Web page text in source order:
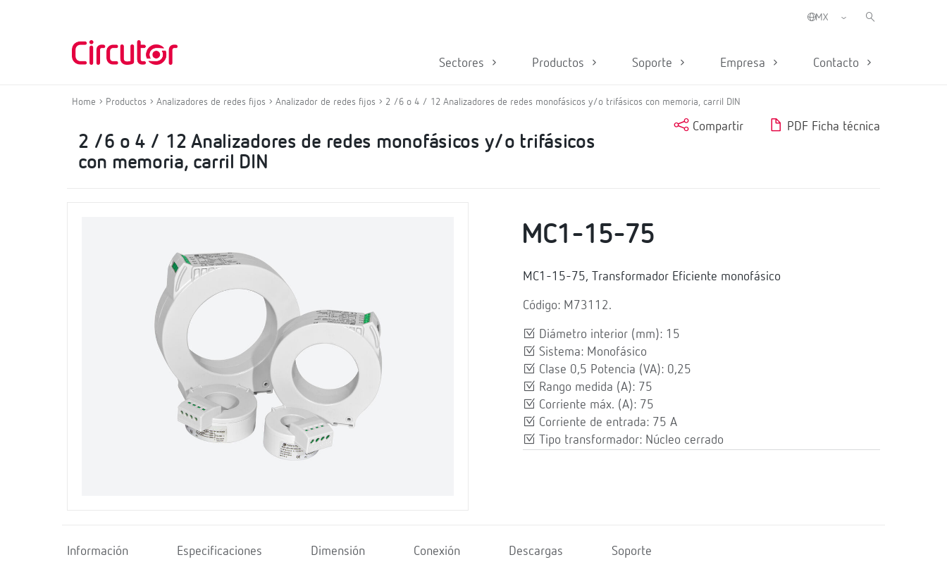
Sectores Productos Soporte Empresa Contacto
Home Productos Analizadores de redes fijos Analizador de redes fijos 2 /6 o 4 / 12 Analizadores de redes monofásicos y/o trifásicos con memoria, carril DIN
2 /6 o 4 / 12 Analizadores de redes monofásicos y/o trifásicos
con memoria, carril DIN
Compartir PDF Ficha técnica
MC1-15-75
MC1-15-75, Transformador Eficiente monofásico
Código: M73112.
Diámetro interior (mm): 15
Sistema: Monofásico
Clase 0,5 Potencia (VA): 0,25
Rango medida (A): 75
Corriente máx. (A): 75
Corriente de entrada: 75 A
Tipo transformador: Núcleo cerrado
Información Especificaciones Dimensión Conexión Descargas Soporte